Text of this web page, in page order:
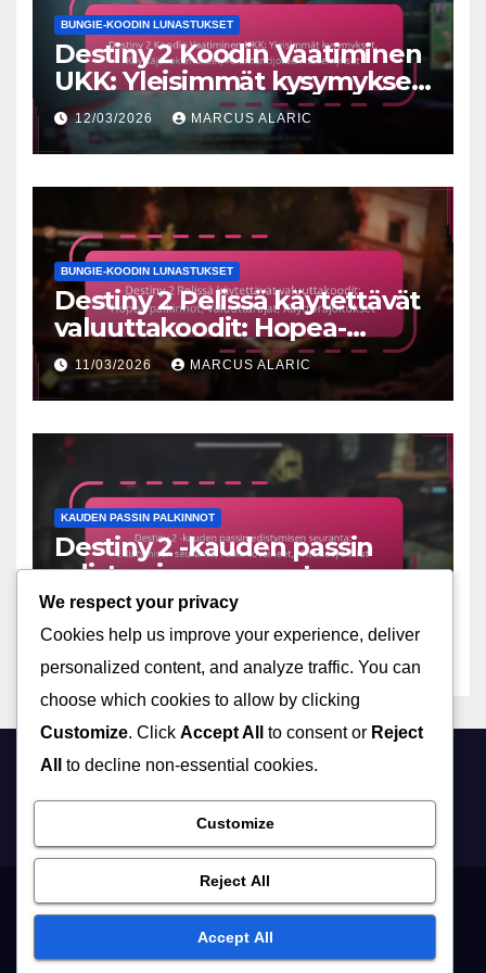
BUNGIE-KOODIN LUNASTUKSET
Destiny 2 Koodin Vaatiminen
UKK: Yleisimmät kysymykset,
Käyttäjäkokemukset,
Asiantuntijoiden näkemykset
12/03/2026 MARCUS ALARIC
BUNGIE-KOODIN LUNASTUKSET
Destiny 2 Pelissä käytettävät
valuuttakoodit: Hopea-
palkinnot, Valuuttarajat,
Käyttörajoitukset
11/03/2026 MARCUS ALARIC
KAUDEN PASSIN PALKINNOT
Destiny 2 -kauden passin
edistymisen seuranta:
Edistymisen seuranta,
Palkintovaiheet,
Yhteisötyökalut
10/03/2026 MARCUS ALARIC
cualesel.net
TietojaOta yhteyttä meihinYksityisyytesiKäyttöehdot
Evästeet ja seuranta
We respect your privacy
Cookies help us improve your experience, deliver
personalized content, and analyze traffic. You can
choose which cookies to allow by clicking
Customize. Click Accept All to consent or Reject
All
to decline non-essential cookies.
Customize
Reject All
Accept All